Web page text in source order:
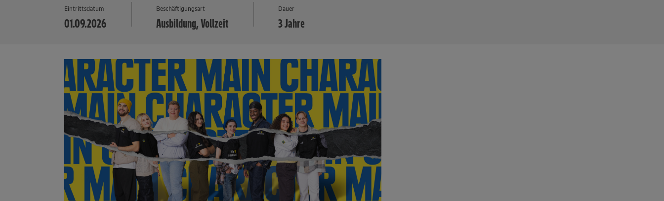
Eintrittsdatum
01.09.2026
Beschäftigungsart
Ausbildung, Vollzeit
Dauer
3 Jahre